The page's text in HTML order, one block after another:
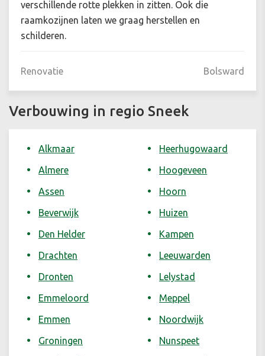
verschillende rotte plekken in zitten. Ook die
raamkozijnen laten we graag herstellen en
schilderen.
Renovatie Bolsward
Verbouwing in regio Sneek
Alkmaar
Almere
Assen
Beverwijk
Den Helder
Drachten
Dronten
Emmeloord
Emmen
Groningen
Heerhugowaard
Hoogeveen
Hoorn
Huizen
Kampen
Leeuwarden
Lelystad
Meppel
Noordwijk
Nunspeet